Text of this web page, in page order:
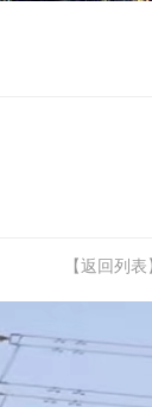
【 返回列表